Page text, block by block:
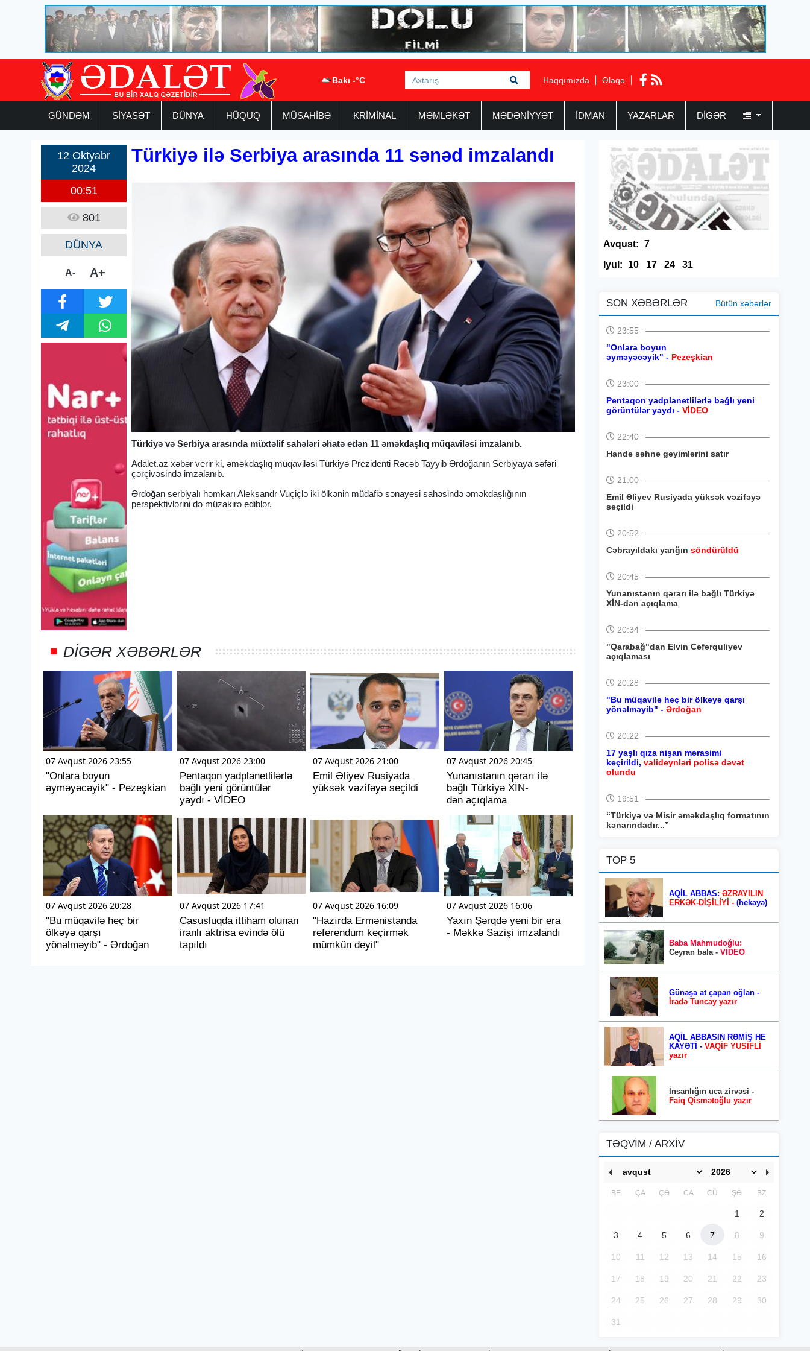
Bakı -°C Haqqımızda Əlaqə
GÜNDƏM SİYASƏT DÜNYA HÜQUQ MÜSAHİBƏ KRİMİNAL MƏMLƏKƏT MƏDƏNİYYƏT İDMAN YAZARLAR DIGƏR
12 Oktyabr
2024
00:51
801
DÜNYA
A- A+
Türkiyə ilə Serbiya arasında 11 sənəd imzalandı
Türkiyə və Serbiya arasında müxtəlif sahələri əhatə edən 11 əməkdaşlıq müqaviləsi imzalanıb.
Adalet.az xəbər verir ki, əməkdaşlıq müqaviləsi Türkiyə Prezidenti Rəcəb Tayyib Ərdoğanın Serbiyaya səfəri
çərçivəsində imzalanıb.
Ərdoğan serbiyalı həmkarı Aleksandr Vuçiçlə iki ölkənin müdafiə sənayesi sahəsində əməkdaşlığının
perspektivlərini də müzakirə ediblər.
DIGƏR XƏBƏRLƏR
07 Avqust 2026 23:55
"Onlara boyun
əyməyəcəyik" - Pezeşkian
07 Avqust 2026 23:00
Pentaqon yadplanetlilərlə
bağlı yeni görüntülər
yaydı - VİDEO
07 Avqust 2026 21:00
Emil Əliyev Rusiyada
yüksək vəzifəyə seçildi
07 Avqust 2026 20:45
Yunanıstanın qərarı ilə
bağlı Türkiyə XİN-
dən açıqlama
07 Avqust 2026 20:28
"Bu müqavilə heç bir
ölkəyə qarşı
yönəlməyib" - Ərdoğan
07 Avqust 2026 17:41
Casusluqda ittiham olunan
iranlı aktrisa evində ölü
tapıldı
07 Avqust 2026 16:09
"Hazırda Ermənistanda
referendum keçirmək
mümkün deyil"
07 Avqust 2026 16:06
Yaxın Şərqdə yeni bir era
- Məkkə Sazişi imzalandı
Avqust: 7
Iyul:
10 17 24 31
SON XƏBƏRLƏR Bütün xəbərlər
23:55
"Onlara boyun
əyməyəcəyik" - Pezeşkian
23:00
Pentaqon yadplanetlilərlə bağlı yeni
görüntülər yaydı - VİDEO
22:40
Hande səhnə geyimlərini satır
21:00
Emil Əliyev Rusiyada yüksək vəzifəyə
seçildi
20:52
Cəbrayıldakı yanğın söndürüldü
20:45
Yunanıstanın qərarı ilə bağlı Türkiyə
XİN-dən açıqlama
20:34
"Qarabağ"dan Elvin Cəfərquliyev
açıqlaması
20:28
"Bu müqavilə heç bir ölkəyə qarşı
yönəlməyib" - Ərdoğan
20:22
17 yaşlı qıza nişan mərasimi
keçirildi, valideynləri polisə dəvət
olundu
19:51
“Türkiyə və Misir əməkdaşlıq formatının
kənarındadır...”
TOP 5
AQİL ABBAS: ƏZRAYILIN
ERKƏK-DİŞİLİYİ - (hekayə)
Baba Mahmudoğlu:
Ceyran bala - VİDEO
Günəşə at çapan oğlan -
İradə Tuncay yazır
AQİL ABBASIN RƏMİŞ HE
KAYƏTİ - VAQİF YUSİFLİ
yazır
İnsanlığın uca zirvəsi -
Faiq Qismətoğlu yazır
TƏQVİM / ARXİV
BE ÇA ÇƏ CA CÜ ŞƏ BZ
1 2
3 4 5 6 7 8 9
10 11 12 13 14 15 16
17 18 19 20 21 22 23
24 25 26 27 28 29 30
31